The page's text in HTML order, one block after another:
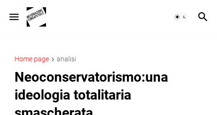
Home page analisi
Neoconservatorismo:una
ideologia totalitaria